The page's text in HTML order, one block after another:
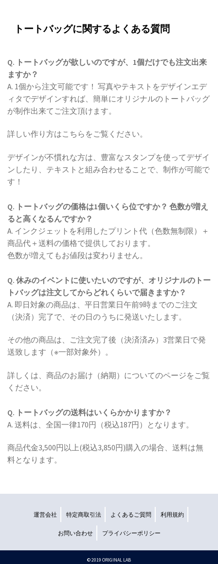
トートバッグに関するよくある質問
Q. トートバッグが欲しいのですが、1個だけでも注文出来
ますか？
A. 1個から注文可能です！ 写真やテキストをデザインエデ
ィタでデザインすれば、簡単にオリジナルのトートバッグ
が制作出来てご注文頂けます。
詳しい作り方はこちらをご覧ください。
デザインが不慣れな方は、豊富なスタンプを使ってデザイ
ンしたり、テキストと組み合わせることで、制作が可能で
す！
Q. トートバッグの価格は1個いくら位ですか？ 色数が増え
ると高くなるんですか？
A. インクジェットを利用したプリント代（色数無制限）＋
商品代＋送料の価格で提供しております。
色数が増えてもお値段は変わりません。
Q. 休みのイベントに使いたいのですが、オリジナルのトー
トバッグは注文してからどれくらいで届きますか？
A. 即日対象の商品は、平日営業日午前9時までのご注文
（決済）完了で、その日のうちに発送いたします。
その他の商品は、ご注文完了後（決済済み）3営業日で発
送致します（※一部対象外）。
詳しくは、商品のお届け（納期）についてのページをご覧
ください。
Q. トートバッグの送料はいくらかかりますか？
A. 送料は、全国一律170円（税込187円）となります。
商品代金3,500円以上(税込3,850円)購入の場合、送料は無
料となります。
運営会社 特定商取引法 よくあるご質問 利用規約
お問い合わせ プライバシーポリシー
©︎ 2019 ORIGINAL LAB